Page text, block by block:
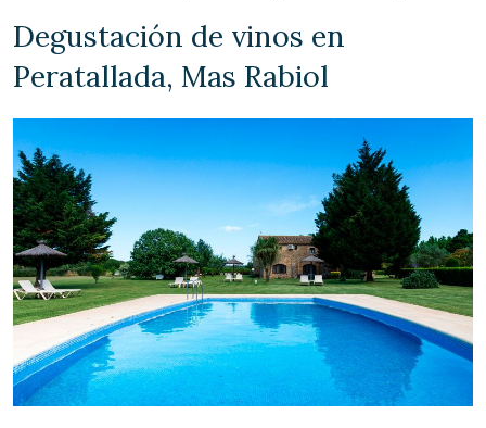
Degustación de vinos en
Peratallada, Mas Rabiol